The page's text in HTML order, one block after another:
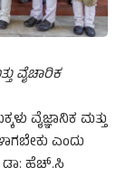
ವೈಚಾರಿಕ
ವೈಜ್ಞಾನಿಕ ಮತ್ತು
ಎಂದು
ಡಾ: ಹೆಚ್.ಸಿ